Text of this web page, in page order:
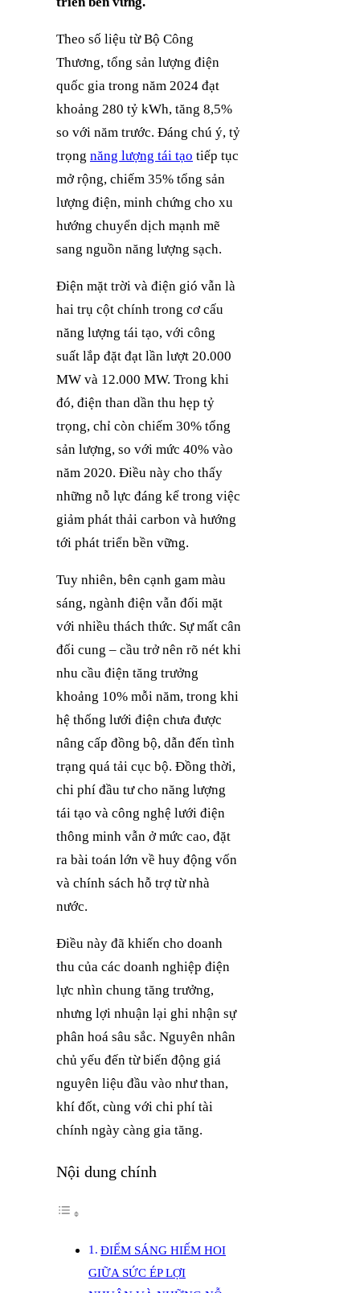
Theo số liệu từ Bộ Công
Thương, tổng sản lượng điện
quốc gia trong năm 2024 đạt
khoảng 280 tỷ kWh, tăng 8,5%
so với năm trước. Đáng chú ý, tỷ
trọng năng lượng tái tạo tiếp tục
mở rộng, chiếm 35% tổng sản
lượng điện, minh chứng cho xu
hướng chuyển dịch mạnh mẽ
sang nguồn năng lượng sạch.
Điện mặt trời và điện gió vẫn là
hai trụ cột chính trong cơ cấu
năng lượng tái tạo, với công
suất lắp đặt đạt lần lượt 20.000
MW và 12.000 MW. Trong khi
đó, điện than dần thu hẹp tỷ
trọng, chỉ còn chiếm 30% tổng
sản lượng, so với mức 40% vào
năm 2020. Điều này cho thấy
những nỗ lực đáng kể trong việc
giảm phát thải carbon và hướng
tới phát triển bền vững.
Tuy nhiên, bên cạnh gam màu
sáng, ngành điện vẫn đối mặt
với nhiều thách thức. Sự mất cân
đối cung – cầu trở nên rõ nét khi
nhu cầu điện tăng trưởng
khoảng 10% mỗi năm, trong khi
hệ thống lưới điện chưa được
nâng cấp đồng bộ, dẫn đến tình
trạng quá tải cục bộ. Đồng thời,
chi phí đầu tư cho năng lượng
tái tạo và công nghệ lưới điện
thông minh vẫn ở mức cao, đặt
ra bài toán lớn về huy động vốn
và chính sách hỗ trợ từ nhà
nước.
Điều này đã khiến cho doanh
thu của các doanh nghiệp điện
lực nhìn chung tăng trưởng,
nhưng lợi nhuận lại ghi nhận sự
phân hoá sâu sắc. Nguyên nhân
chủ yếu đến từ biến động giá
nguyên liệu đầu vào như than,
khí đốt, cùng với chi phí tài
chính ngày càng gia tăng.
Nội dung chính
ĐIỂM SÁNG HIẾM HOI
GIỮA SỨC ÉP LỢI